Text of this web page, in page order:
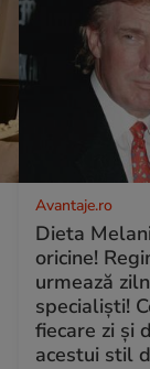
Avantaje.ro
Dieta
oricine!
urmează
specialiști!
fiecare zi și
acestui stil